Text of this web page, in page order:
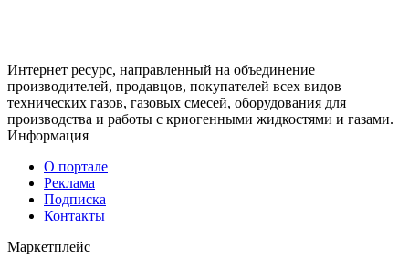
Интернет ресурс, направленный на объединение
производителей, продавцов, покупателей всех видов
технических газов, газовых смесей, оборудования для
производства и работы с криогенными жидкостями и газами.
Информация
О портале
Реклама
Подписка
Контакты
Маркетплейс